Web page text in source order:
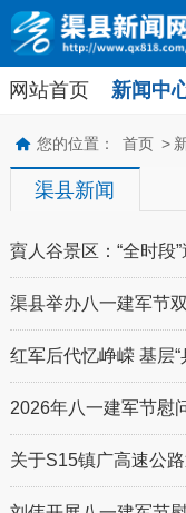
网站首页 新闻中
您的位置： 首页 >
渠县新闻
賨人谷景区：“全时段
渠县举办八一建军节
红军后代忆峥嵘 基层“
2026年八一建军节慰
关于S15镇广高速公